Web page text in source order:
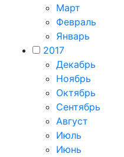
Март
Февраль
Январь
2017
Декабрь
Ноябрь
Октябрь
Сентябрь
Август
Июль
Июнь